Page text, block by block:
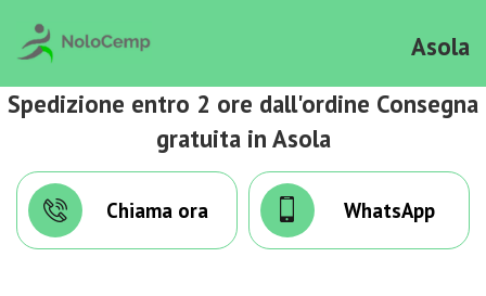
Asola
Spedizione entro 2 ore dall'ordine Consegna
gratuita in Asola
Chiama ora WhatsApp